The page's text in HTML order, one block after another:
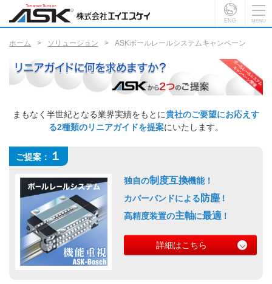
ENG
ホーム ソリューション ASKボールレールシステムキャンペーン
まもなく半世紀となる業界実績をもとに貴社のご要望にお応えす
る2種類のリニアガイドを提案にいたします。
ご提案： １
独自の制度互換機能！
カバーバンドによる 防塵！
高精度装置の主軸に最適！
詳細はこちら